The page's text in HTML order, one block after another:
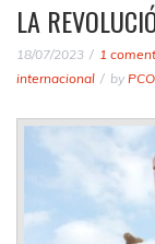
LA
18/07/2023 1
internacional
by